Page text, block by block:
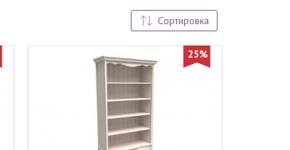
Сортировка
25%